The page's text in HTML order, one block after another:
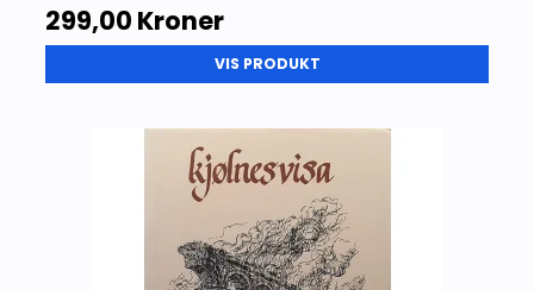
299,00 Kroner
VIS PRODUKT